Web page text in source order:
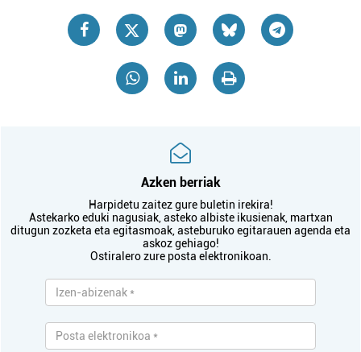
Azken berriak
Harpidetu zaitez gure buletin irekira!
Astekarko eduki nagusiak, asteko albiste ikusienak, martxan
ditugun zozketa eta egitasmoak, asteburuko egitarauen agenda eta
askoz gehiago!
Ostiralero zure posta elektronikoan.